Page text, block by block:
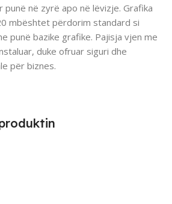
punë në zyrë apo në lëvizje. Grafika
mbështet përdorim standard si
punë bazike grafike. Pajisja vjen me
duke ofruar siguri dhe
për biznes.